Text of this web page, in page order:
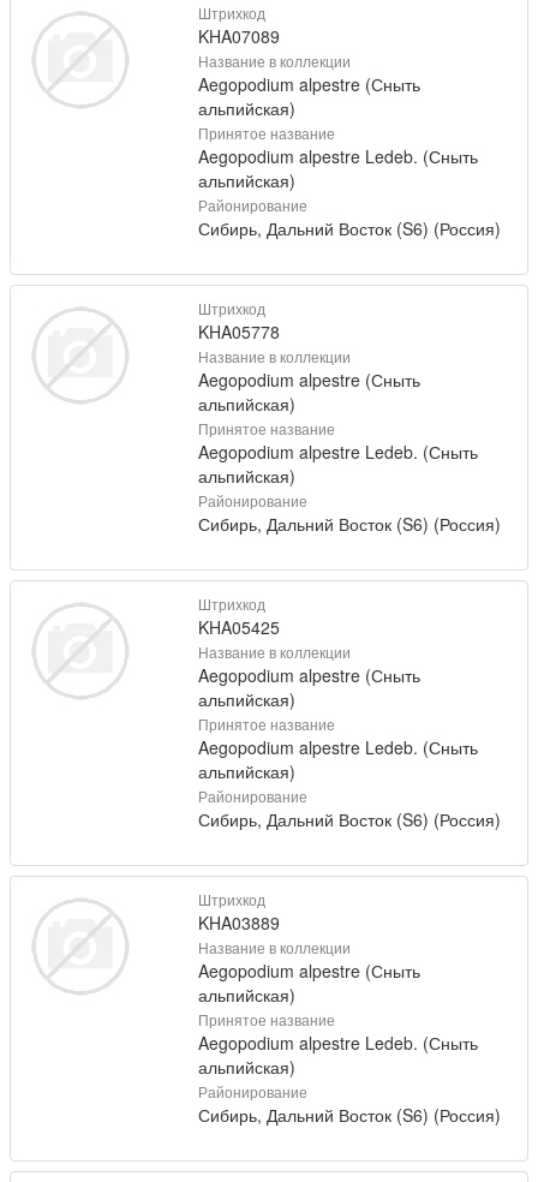
Штрихкод
KHA07089
Название в коллекции
Aegopodium alpestre (Сныть
альпийская)
Принятое название
Aegopodium alpestre Ledeb. (Сныть
альпийская)
Районирование
Сибирь, Дальний Восток (S6) (Россия)
Штрихкод
KHA05778
Название в коллекции
Aegopodium alpestre (Сныть
альпийская)
Принятое название
Aegopodium alpestre Ledeb. (Сныть
альпийская)
Районирование
Сибирь, Дальний Восток (S6) (Россия)
Штрихкод
KHA05425
Название в коллекции
Aegopodium alpestre (Сныть
альпийская)
Принятое название
Aegopodium alpestre Ledeb. (Сныть
альпийская)
Районирование
Сибирь, Дальний Восток (S6) (Россия)
Штрихкод
KHA03889
Название в коллекции
Aegopodium alpestre (Сныть
альпийская)
Принятое название
Aegopodium alpestre Ledeb. (Сныть
альпийская)
Районирование
Сибирь, Дальний Восток (S6) (Россия)